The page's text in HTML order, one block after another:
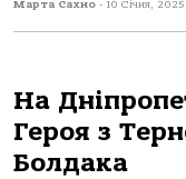
Марта Сахно - 10 Січня, 2025
На
Героя з
Болдака